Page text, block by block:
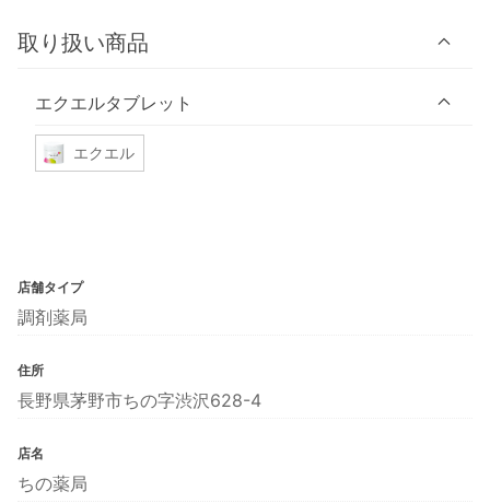
取り扱い商品
エクエルタブレット
エクエル
店舗タイプ
調剤薬局
住所
長野県茅野市ちの字渋沢628-4
店名
ちの薬局